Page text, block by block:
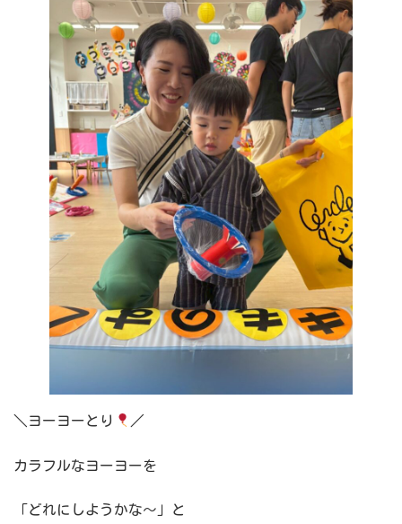
＼ヨーヨーとり ／
カラフルなヨーヨーを
「どれにしようかな～」と